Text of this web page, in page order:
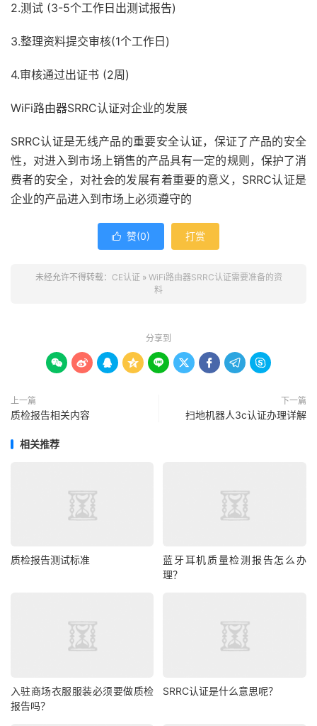
2.测试 (3-5个工作日出测试报告)
3.整理资料提交审核(1个工作日)
4.审核通过出证书 (2周)
WiFi路由器SRRC认证对企业的发展
SRRC认证是无线产品的重要安全认证，保证了产品的安全
性，对进入到市场上销售的产品具有一定的规则，保护了消
费者的安全，对社会的发展有着重要的意义，SRRC认证是
企业的产品进入到市场上必须遵守的
 赞(0) 打赏
未经允许不得转载： CE认证 » WiFi路由器SRRC认证需要准备的资
料
分享到
        
上一篇
质检报告相关内容
下一篇
扫地机器人3c认证办理详解
相关推荐
质检报告测试标准
蓝牙耳机质量检测报告怎么办
理？
入驻商场衣服服装必须要做质检
报告吗？
SRRC认证是什么意思呢？